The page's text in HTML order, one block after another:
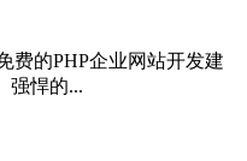
费的PHP企业网站开发建
强悍的...